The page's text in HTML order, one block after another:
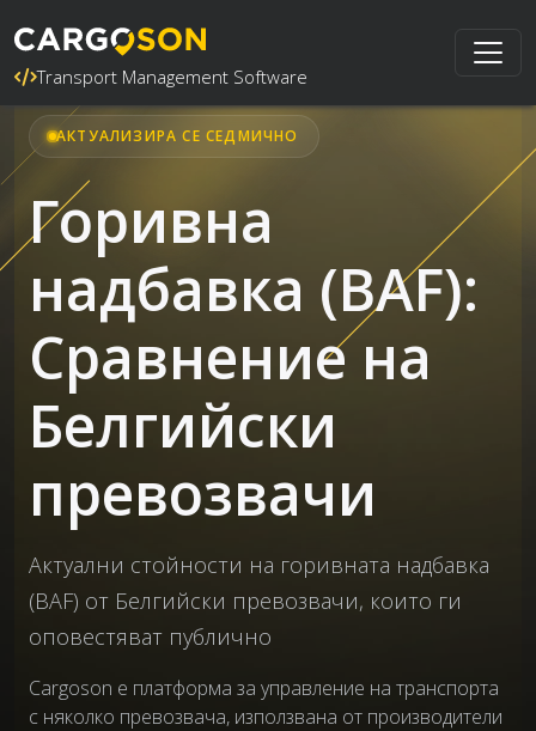
Transport Management Software
АКТУАЛИЗИРА СЕ СЕДМИЧНО
Горивна
надбавка (BAF):
Сравнение на
Белгийски
превозвачи
Актуални стойности на горивната надбавка
(BAF) от Белгийски превозвачи, които ги
оповестяват публично
Cargoson е платформа за управление на транспорта
с няколко превозвача, използвана от производители